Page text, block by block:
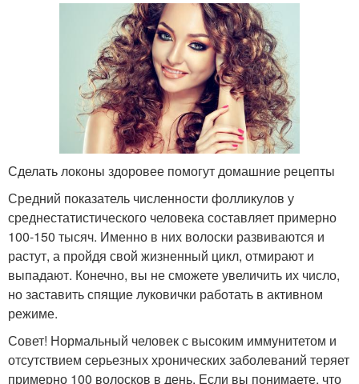
Сделать локоны здоровее помогут домашние рецепты
Средний показатель численности фолликулов у
среднестатистического человека составляет примерно
100-150 тысяч. Именно в них волоски развиваются и
растут, а пройдя свой жизненный цикл, отмирают и
выпадают. Конечно, вы не сможете увеличить их число,
но заставить спящие луковички работать в активном
режиме.
Совет! Нормальный человек с высоким иммунитетом и
отсутствием серьезных хронических заболеваний теряет
примерно 100 волосков в день. Если вы понимаете, что